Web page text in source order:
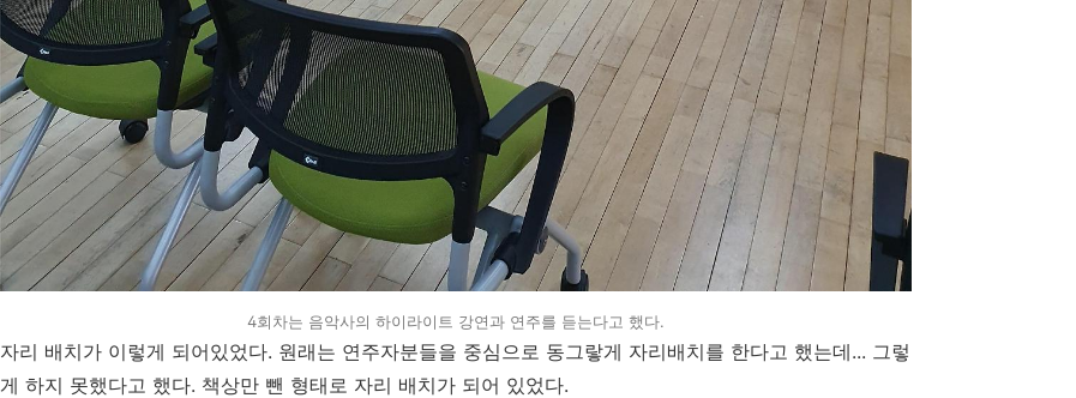
4회차는 음악사의 하이라이트 강연과 연주를 듣는다고 했다.
자리 배치가 이렇게 되어있었다. 원래는 연주자분들을 중심으로 동그랗게 자리배치를 한다고 했는데... 그렇
게 하지 못했다고 했다. 책상만 뺀 형태로 자리 배치가 되어 있었다.